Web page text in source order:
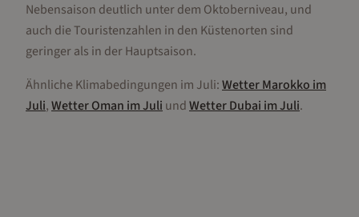
Nebensaison deutlich unter dem Oktoberniveau, und
auch die Touristenzahlen in den Küstenorten sind
geringer als in der Hauptsaison.
Ähnliche Klimabedingungen im Juli:WetterMarokko im
Juli,WetterOman imJuli undWetterDubai imJuli.